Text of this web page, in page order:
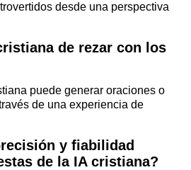
desde una perspectiva
de rezar con los
puede generar oraciones o
de una experiencia de
y fiabilidad
de la IA cristiana?